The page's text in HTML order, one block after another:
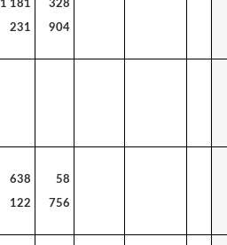
1 181
231
328
904
638
122
58
756